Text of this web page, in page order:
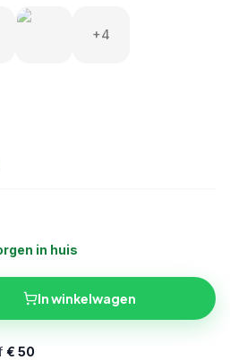
+4
in huis
In winkelwagen
€ 50